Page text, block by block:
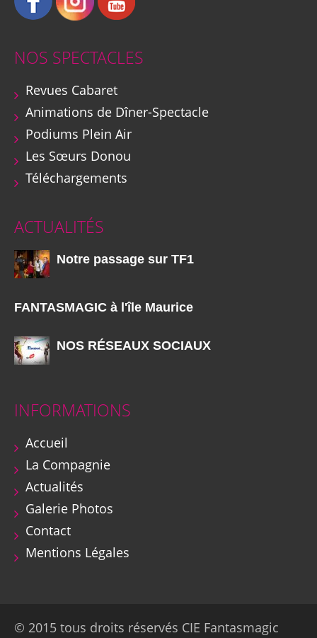
NOS SPECTACLES
Revues Cabaret
Animations de Dîner-Spectacle
Podiums Plein Air
Les Sœurs Donou
Téléchargements
ACTUALITÉS
Notre passage sur TF1
FANTASMAGIC à l'île Maurice
NOS RÉSEAUX SOCIAUX
INFORMATIONS
Accueil
La Compagnie
Actualités
Galerie Photos
Contact
Mentions Légales
© 2015 tous droits réservés CIE Fantasmagic